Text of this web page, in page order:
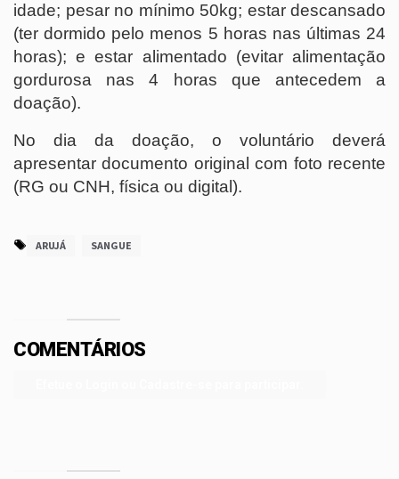
idade; pesar no mínimo 50kg; estar descansado
(ter dormido pelo menos 5 horas nas últimas 24
horas); e estar alimentado (evitar alimentação
gordurosa nas 4 horas que antecedem a
doação).
No dia da doação, o voluntário deverá
apresentar documento original com foto recente
(RG ou CNH, física ou digital).
ARUJÁ SANGUE
COMENTÁRIOS